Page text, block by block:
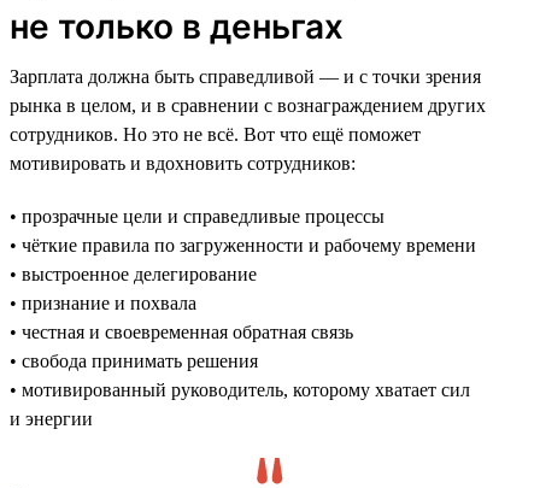
не только в деньгах
Зарплата должна быть справедливой — и с точки зрения
рынка в целом, и в сравнении с вознаграждением других
сотрудников. Но это не всё. Вот что ещё поможет
мотивировать и вдохновить сотрудников:
• прозрачные цели и справедливые процессы
• чёткие правила по загруженности и рабочему времени
• выстроенное делегирование
• признание и похвала
• честная и своевременная обратная связь
• свобода принимать решения
• мотивированный руководитель, которому хватает сил
и энергии